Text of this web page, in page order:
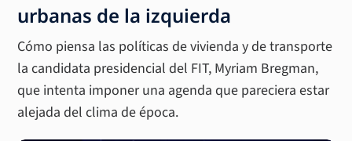
urbanas de la izquierda
Cómo piensa las políticas de vivienda y de transporte
la candidata presidencial del FIT, Myriam Bregman,
que intenta imponer una agenda que pareciera estar
alejada del clima de época.